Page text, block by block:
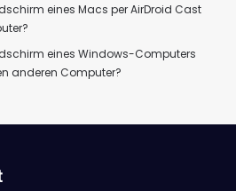
eines Macs per AirDroid Cast
eines Windows-Computers
anderen Computer?